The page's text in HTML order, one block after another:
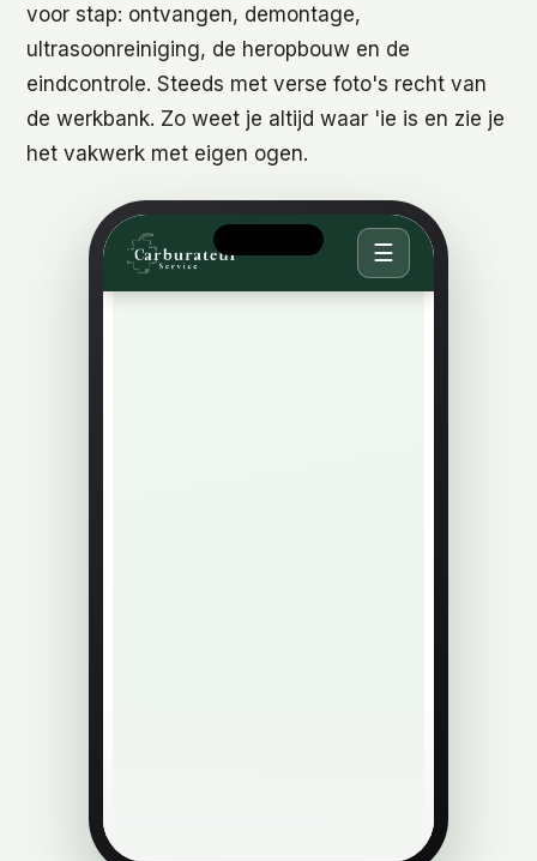
voor stap: ontvangen, demontage,
ultrasoonreiniging, de heropbouw en de
eindcontrole. Steeds met verse foto's recht van
de werkbank. Zo weet je altijd waar 'ie is en zie je
het vakwerk met eigen ogen.